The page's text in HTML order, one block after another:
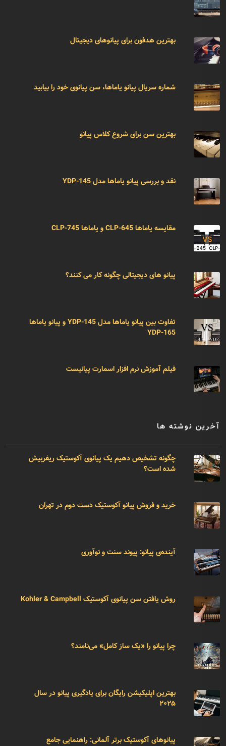
بهترین هدفون برای پیانوهای دیجیتال
شماره سریال پیانو یاماها، سن پیانوی خود را بیابید
بهترین سن برای شروع کلاس پیانو
نقد و بررسی پیانو یاماها مدل YDP-145
مقایسه یاماها CLP-645 و یاماها CLP-745
پیانو های دیجیتالی چگونه کار می کنند؟
تفاوت بین پیانو یاماها مدل YDP-145 و پیانو یاماها
YDP-165
فیلم آموزش نرم افزار اسمارت پیانیست
آخرین نوشته ها
چگونه تشخیص دهیم یک پیانوی آکوستیک ریفربیش
شده است؟
خرید و فروش پیانو آکوستیک دست دوم در تهران
آینده‌ی پیانو: پیوند سنت و نوآوری
روش یافتن سن پیانوی آکوستیک Kohler & Campbell
چرا پیانو را «یک ساز کامل» می‌نامند؟
بهترین اپلیکیشن رایگان برای یادگیری پیانو در سال
۲۰۲۵
پیانوهای آکوستیک برتر آلمانی: راهنمایی جامع